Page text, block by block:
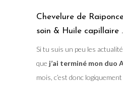
Chevelure de
soin & Huile capillaire
Si tu suis un peu les
que j’ai terminé mon duo
mois, c’est donc